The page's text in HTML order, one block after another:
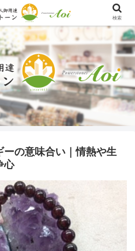
ーの意味合い｜情熱や生
心
検索